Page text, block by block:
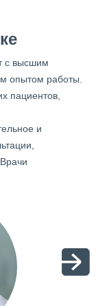
с высшим
опытом работы.
пациентов,
и